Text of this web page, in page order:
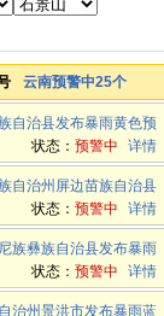
云南预警中25个
自治县发布暴雨黄色预
状态： 预警中 详情
自治州屏边苗族自治县
状态： 预警中 详情
族彝族自治县发布暴雨
状态： 预警中 详情
治州景洪市发布暴雨蓝